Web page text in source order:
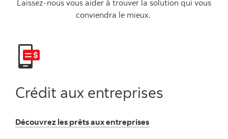
Laissez-nous vous aider à trouver la solution qui vous
conviendra le mieux.
Crédit aux entreprises
Découvrez les prêts aux entreprises